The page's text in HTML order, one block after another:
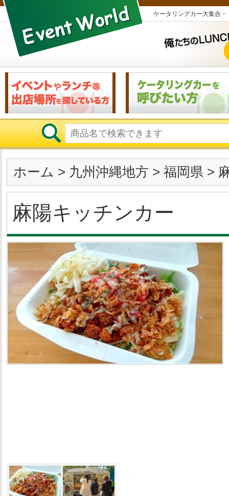
ケータリングカー大集合
ホーム > 九州沖縄地方 > 福岡県 >
麻陽キッチンカー